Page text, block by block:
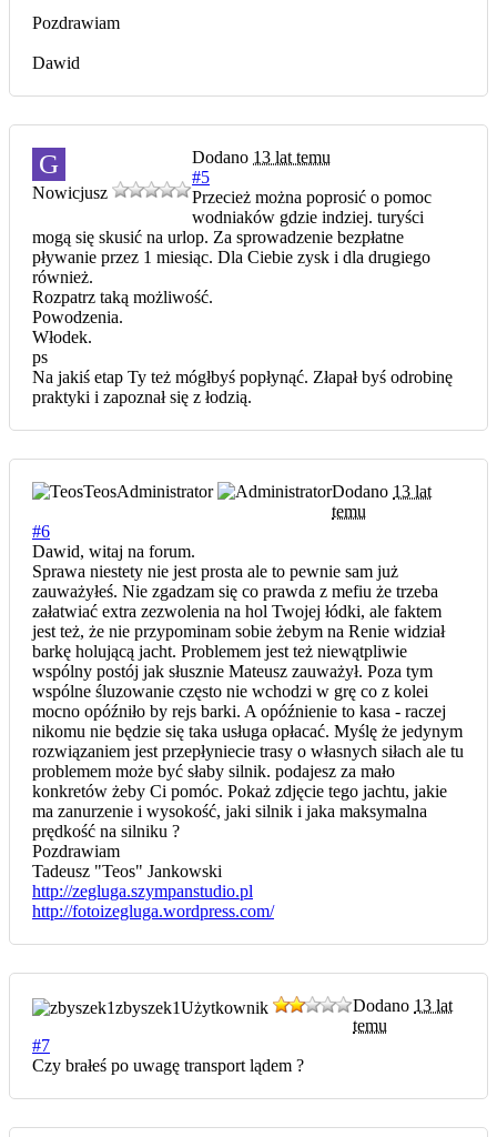
Pozdrawiam
Dawid
G
Nowicjusz
Dodano 13 lat temu
#5
Przecież można poprosić o pomoc
wodniaków gdzie indziej. turyści
mogą się skusić na urlop. Za sprowadzenie bezpłatne
pływanie przez 1 miesiąc. Dla Ciebie zysk i dla drugiego
również.
Rozpatrz taką możliwość.
Powodzenia.
Włodek.
ps
Na jakiś etap Ty też mógłbyś popłynąć. Złapał byś odrobinę
praktyki i zapoznał się z łodzią.
TeosAdministrator Dodano 13 lat
temu
#6
Dawid, witaj na forum.
Sprawa niestety nie jest prosta ale to pewnie sam już
zauważyłeś. Nie zgadzam się co prawda z mefiu że trzeba
załatwiać extra zezwolenia na hol Twojej łódki, ale faktem
jest też, że nie przypominam sobie żebym na Renie widział
barkę holującą jacht. Problemem jest też niewątpliwie
wspólny postój jak słusznie Mateusz zauważył. Poza tym
wspólne śluzowanie często nie wchodzi w grę co z kolei
mocno opóźniło by rejs barki. A opóźnienie to kasa - raczej
nikomu nie będzie się taka usługa opłacać. Myślę że jedynym
rozwiązaniem jest przepłyniecie trasy o własnych siłach ale tu
problemem może być słaby silnik. podajesz za mało
konkretów żeby Ci pomóc. Pokaż zdjęcie tego jachtu, jakie
ma zanurzenie i wysokość, jaki silnik i jaka maksymalna
prędkość na silniku ?
Pozdrawiam
Tadeusz "Teos" Jankowski
http://zegluga.szympanstudio.pl
http://fotoizegluga.wordpress.com/
zbyszek1Użytkownik Dodano 13 lat
temu
#7
Czy brałeś po uwagę transport lądem ?